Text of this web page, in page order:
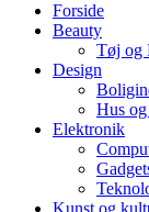
Forside
Beauty
Tøj og
Design
Hus
Elektronik
Kunst og